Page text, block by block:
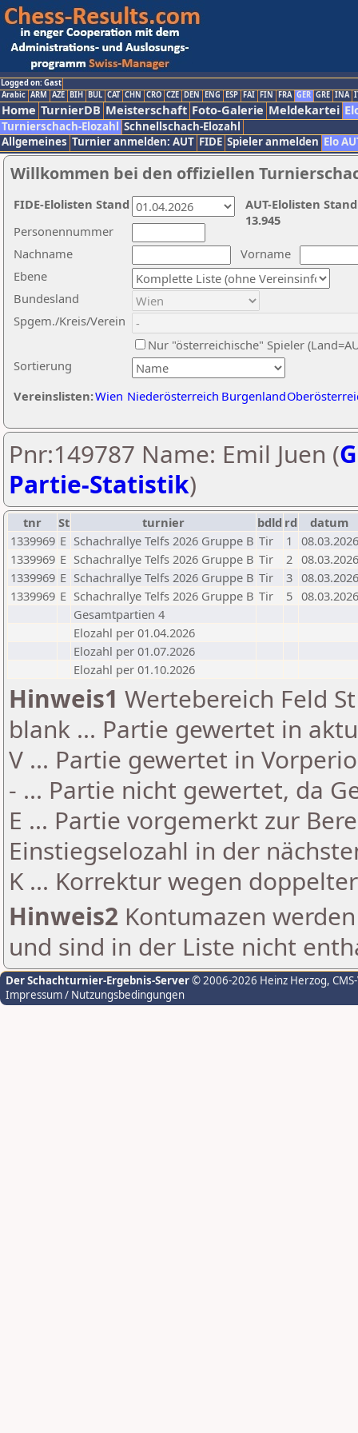
Logged on: Gast
Arabic ARM AZE BIH BUL CAT CHN CRO CZE DEN ENG ESP FAI FIN FRA GER GRE INA
Home TurnierDB Meisterschaft Foto-Galerie Meldekartei
Turnierschach-Elozahl Schnellschach-Elozahl
Allgemeines Turnier anmelden: AUT FIDE Spieler anmelden Elo
Willkommen bei den offiziellen
Nachname
Vorname
Ebene
Sortierung
Personennummer
Bundesland
Spgem./Kreis/Verein
Nur "österreichische" Spieler
Vereinslisten:Wien Niederösterreich Burgenland
AUT-Elolisten
13.945
FIDE-Elolisten Stand
Pnr:149787 Name: Emil Juen (
Partie-Statistik)
tnr St turnier bdld rd
datum
1339969 E Schachrallye Telfs 2026 Gruppe B Tir 1
08.03.2026
1339969 E Schachrallye Telfs 2026 Gruppe B Tir 2 08.03.2026
1339969 E Schachrallye Telfs 2026 Gruppe B Tir 3 08.03.2026
1339969 E Schachrallye Telfs 2026 Gruppe B Tir 5 08.03.2026
Gesamtpartien 4
Elozahl per 01.04.2026
Elozahl per 01.07.2026
Elozahl per 01.10.2026
Hinweis1 Wertebereich Feld
blank ... Partie gewertet in
V ... Partie gewertet in
- ... Partie nicht gewertet, da
E ... Partie vorgemerkt zur
Einstiegselozahl in der
K ... Korrektur wegen
Hinweis2 Kontumazen
und sind in der Liste nicht
Der Schachturnier-Ergebnis-Server© 2006-2026 Heinz Herzog,
Impressum / Nutzungsbedingungen